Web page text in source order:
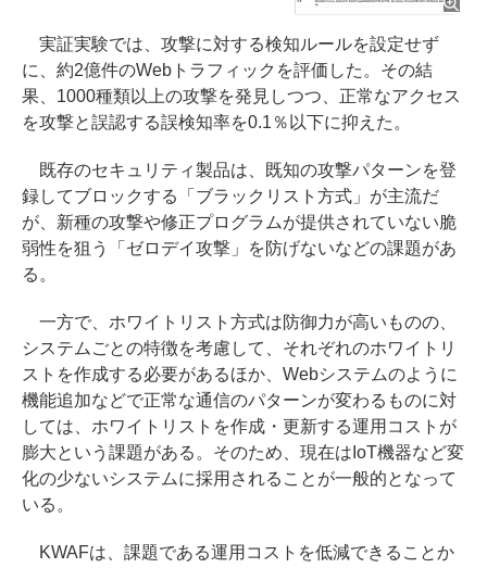
実証実験では、攻撃に対する検知ルールを設定せず
に、約2億件のWebトラフィックを評価した。その結
果、1000種類以上の攻撃を発見しつつ、正常なアクセス
を攻撃と誤認する誤検知率を0.1％以下に抑えた。
既存のセキュリティ製品は、既知の攻撃パターンを登
録してブロックする「ブラックリスト方式」が主流だ
が、新種の攻撃や修正プログラムが提供されていない脆
弱性を狙う「ゼロデイ攻撃」を防げないなどの課題があ
る。
一方で、ホワイトリスト方式は防御力が高いものの、
システムごとの特徴を考慮して、それぞれのホワイトリ
ストを作成する必要があるほか、Webシステムのように
機能追加などで正常な通信のパターンが変わるものに対
しては、ホワイトリストを作成・更新する運用コストが
膨大という課題がある。そのため、現在はIoT機器など変
化の少ないシステムに採用されることが一般的となって
いる。
KWAFは、課題である運用コストを低減できることか